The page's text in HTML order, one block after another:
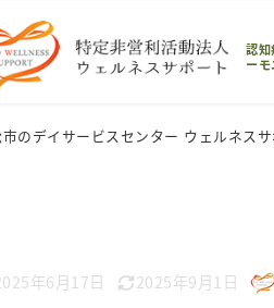
認知
ーモ
のデイサービスセンター ウェルネスサ
日
年6月17日
更新日
2025年9月1日
著